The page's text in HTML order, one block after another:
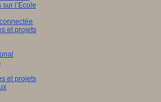
sur l’Ecole
et projets
et projets